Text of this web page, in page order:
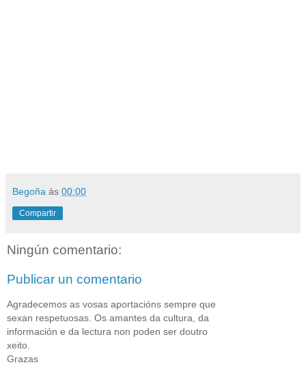
Begoña ás 00:00
Compartir
Ningún comentario:
Publicar un comentario
Agradecemos as vosas aportacións sempre que
sexan respetuosas. Os amantes da cultura, da
información e da lectura non poden ser doutro
xeito.
Grazas